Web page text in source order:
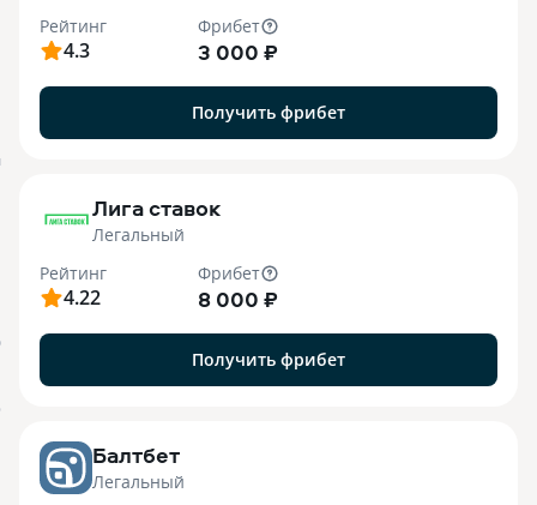
Рейтинг
4.3
Фрибет
3 000 ₽
Получить фрибет
Лига ставок
Легальный
Рейтинг
4.22
Фрибет
8 000 ₽
Получить фрибет
Балтбет
Легальный